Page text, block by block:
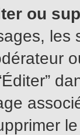
ou